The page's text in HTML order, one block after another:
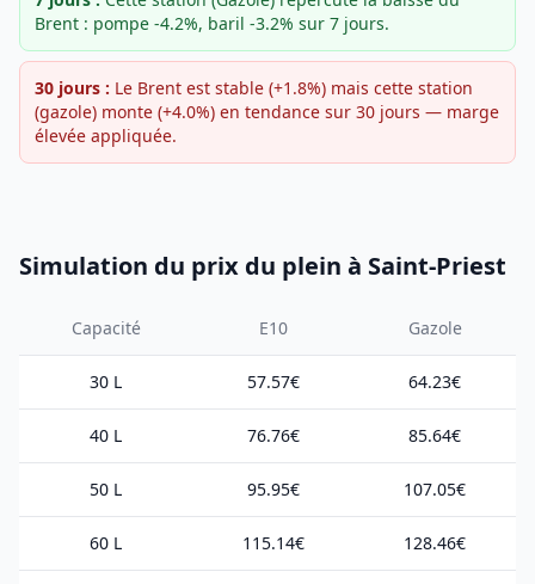
Brent : pompe -4.2%, baril -3.2% sur 7 jours.
30 jours : Le Brent est stable (+1.8%) mais cette station
(gazole) monte (+4.0%) en tendance sur 30 jours — marge
élevée appliquée.
Simulation du prix du plein à Saint-Priest
Capacité E10 Gazole
30 L 57.57€ 64.23€
40 L 76.76€ 85.64€
50 L 95.95€ 107.05€
60 L 115.14€ 128.46€